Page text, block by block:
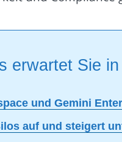
erwartet Sie in
und Gemini
auf und steigert